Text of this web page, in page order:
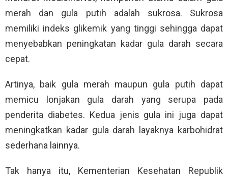
merah dan gula putih adalah sukrosa. Sukrosa
memiliki indeks glikemik yang tinggi sehingga dapat
menyebabkan peningkatan kadar gula darah secara
cepat.
Artinya, baik gula merah maupun gula putih dapat
memicu lonjakan gula darah yang serupa pada
penderita diabetes. Kedua jenis gula ini juga dapat
meningkatkan kadar gula darah layaknya karbohidrat
sederhana lainnya.
Tak hanya itu, Kementerian Kesehatan Republik